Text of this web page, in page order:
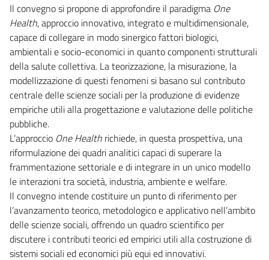
Il convegno si propone di approfondire il paradigma One
Health, approccio innovativo, integrato e multidimensionale,
capace di collegare in modo sinergico fattori biologici,
ambientali e socio-economici in quanto componenti strutturali
della salute collettiva. La teorizzazione, la misurazione, la
modellizzazione di questi fenomeni si basano sul contributo
centrale delle scienze sociali per la produzione di evidenze
empiriche utili alla progettazione e valutazione delle politiche
pubbliche.
L’approccio One Health richiede, in questa prospettiva, una
riformulazione dei quadri analitici capaci di superare la
frammentazione settoriale e di integrare in un unico modello
le interazioni tra società, industria, ambiente e welfare.
Il convegno intende costituire un punto di riferimento per
l’avanzamento teorico, metodologico e applicativo nell’ambito
delle scienze sociali, offrendo un quadro scientifico per
discutere i contributi teorici ed empirici utili alla costruzione di
sistemi sociali ed economici più equi ed innovativi.